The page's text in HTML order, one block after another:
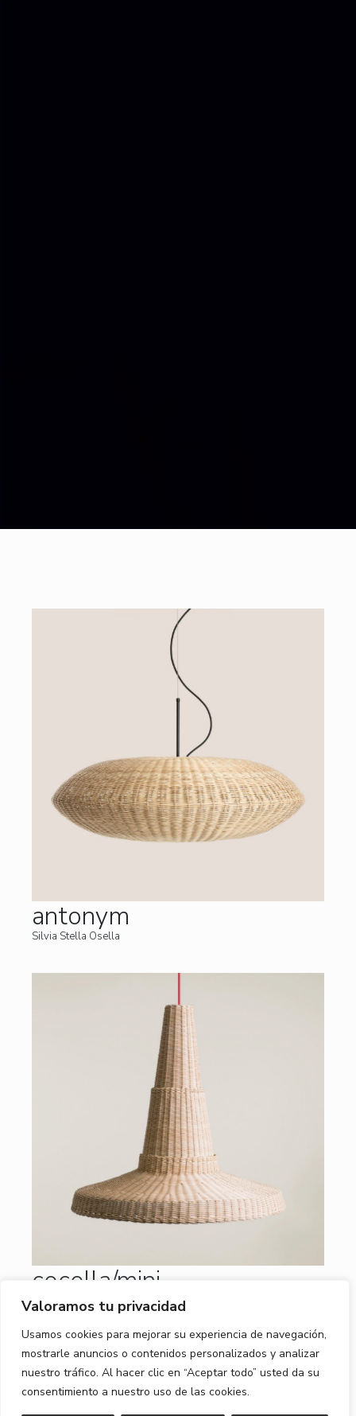
Valoramos tu privacidad
Usamos cookies para mejorar su experiencia de navegación,
mostrarle anuncios o contenidos personalizados y analizar
nuestro tráfico. Al hacer clic en “Aceptar todo” usted da su
consentimiento a nuestro uso de las cookies.
antonym
Silvia Stella Osella
cocolla/mini
Maurizio Bernabei